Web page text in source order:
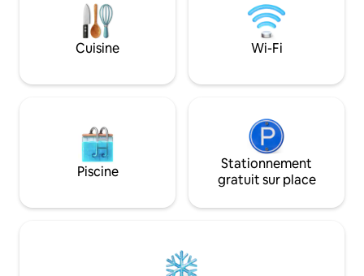
d'une connexion Wi-Fi haut débit, d'un
petit déjeuner gratuit sur demande,
d'une cuisine entièrement équipée,
d'une laverie sur place et d'eau chaude
et fermée avec vidéosurveillance,
travail
confortable et
ou les couples à
et de commodité. Veuillez noter que
familles.
Cuisine Wi-Fi
Piscine
Stationnement
gratuit sur place